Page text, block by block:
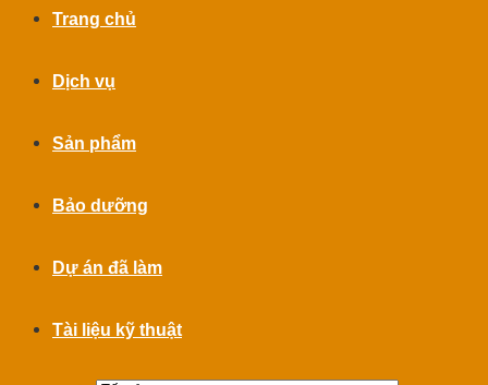
Trang chủ
Dịch vụ
Sản phẩm
Bảo dưỡng
Dự án đã làm
Tài liệu kỹ thuật